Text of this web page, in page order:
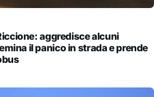
aggredisce alcuni
il panico in strada e prende